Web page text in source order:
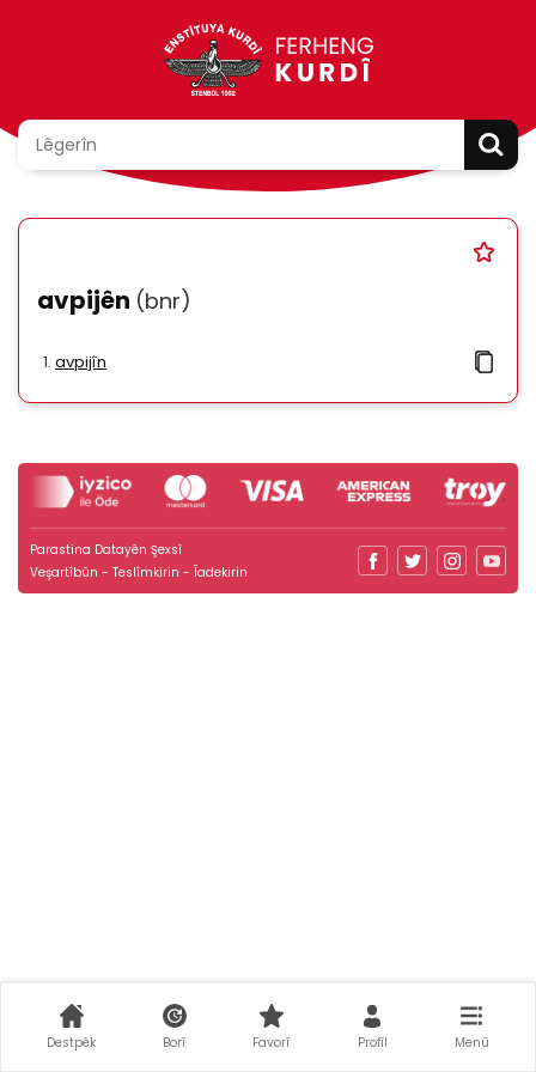
avpijên (bnr)
avpijîn
Parastina Datayên Şexsî
Veşartîbûn - Teslîmkirin - Îadekirin
Destpêk Borî Favorî Profîl Menû